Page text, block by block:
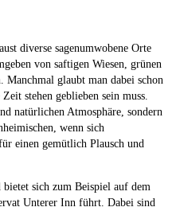
diverse sagenumwobene Orte
von saftigen Wiesen, grünen
Manchmal glaubt man dabei schon
stehen geblieben sein muss.
natürlichen Atmosphäre, sondern
wenn sich
einen gemütlich Plausch und
sich zum Beispiel auf dem
Unterer Inn führt. Dabei sind